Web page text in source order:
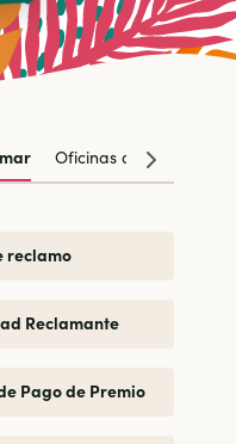
Oficinas de la Lotería
reclamo
Reclamante
Pago de Premio